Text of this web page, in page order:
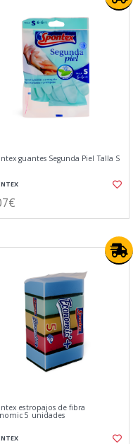
guantes Segunda Piel Talla S
estropajos de fibra
5 unidades